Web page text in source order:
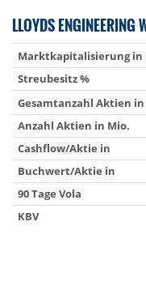
LLOYDS ENGINEERING
Marktkapitalisierung in
Streubesitz %
Gesamtanzahl Aktien in
Anzahl Aktien in Mio.
Cashflow/Aktie in
Buchwert/Aktie in
90 Tage Vola
KBV